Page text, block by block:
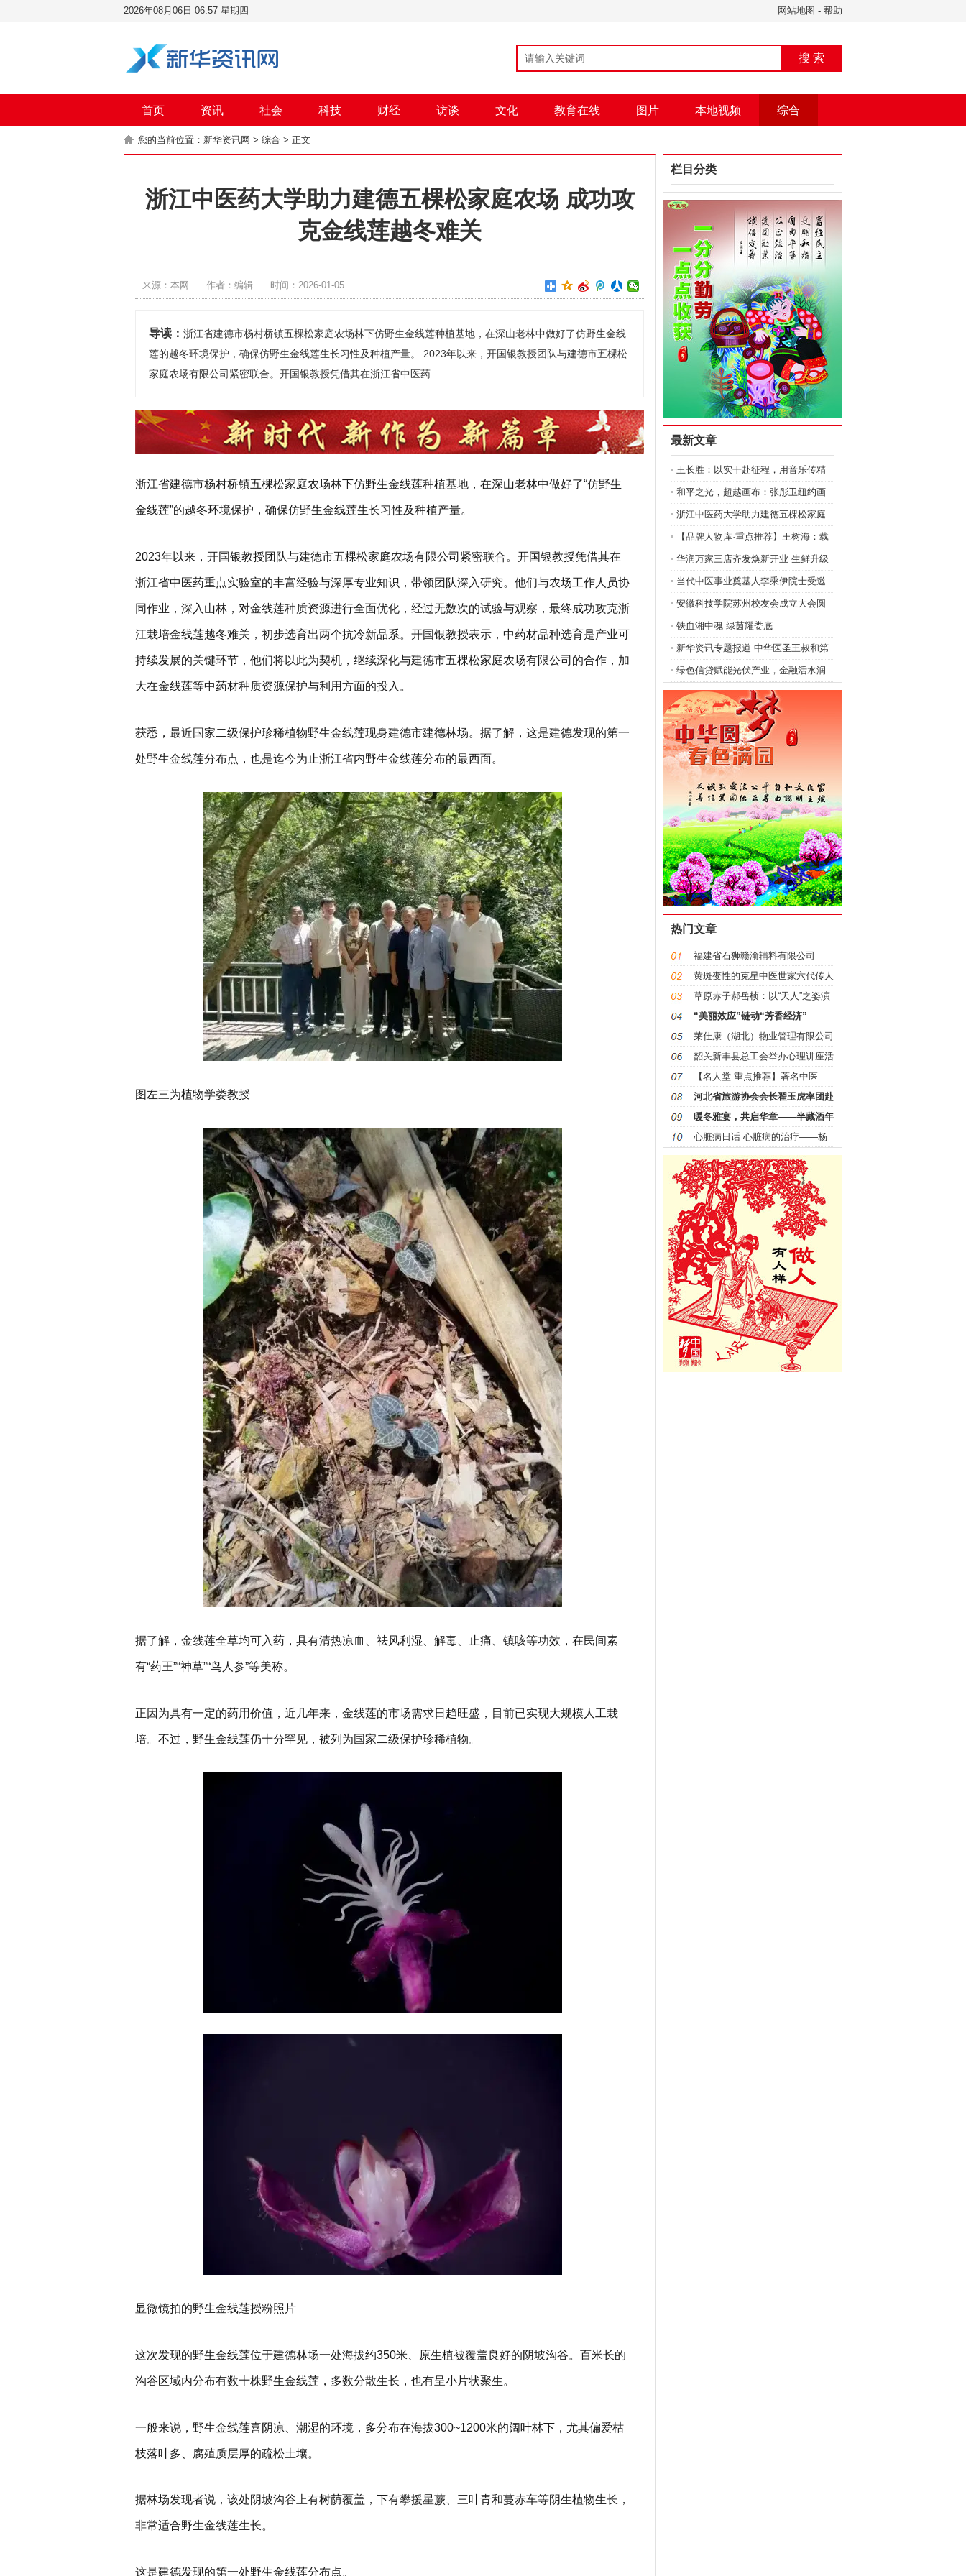
网站地图 - 帮助
2026年08月06日 06:57 星期四
搜 索
首页 资讯 社会 科技 财经 访谈 文化 教育在线 图片 本地视频 综合
您的当前位置： 新华资讯网 > 综合 > 正文
浙江中医药大学助力建德五棵松家庭农场 成功攻
克金线莲越冬难关
来源：本网 作者：编辑 时间：2026-01-05
导读： 浙江省建德市杨村桥镇五棵松家庭农场林下仿野生金线莲种植基地，在深山老林中做好了仿野生金线
莲的越冬环境保护，确保仿野生金线莲生长习性及种植产量。 2023年以来，开国银教授团队与建德市五棵松
家庭农场有限公司紧密联合。开国银教授凭借其在浙江省中医药
浙江省建德市杨村桥镇五棵松家庭农场林下仿野生金线莲种植基地，在深山老林中做好了“仿野生
金线莲”的越冬环境保护，确保仿野生金线莲生长习性及种植产量。
2023年以来，开国银教授团队与建德市五棵松家庭农场有限公司紧密联合。开国银教授凭借其在
浙江省中医药重点实验室的丰富经验与深厚专业知识，带领团队深入研究。他们与农场工作人员协
同作业，深入山林，对金线莲种质资源进行全面优化，经过无数次的试验与观察，最终成功攻克浙
江栽培金线莲越冬难关，初步选育出两个抗冷新品系。开国银教授表示，中药材品种选育是产业可
持续发展的关键环节，他们将以此为契机，继续深化与建德市五棵松家庭农场有限公司的合作，加
大在金线莲等中药材种质资源保护与利用方面的投入。
获悉，最近国家二级保护珍稀植物野生金线莲现身建德市建德林场。据了解，这是建德发现的第一
处野生金线莲分布点，也是迄今为止浙江省内野生金线莲分布的最西面。
图左三为植物学娄教授
据了解，金线莲全草均可入药，具有清热凉血、祛风利湿、解毒、止痛、镇咳等功效，在民间素
有“药王”“神草”“鸟人参”等美称。
正因为具有一定的药用价值，近几年来，金线莲的市场需求日趋旺盛，目前已实现大规模人工栽
培。不过，野生金线莲仍十分罕见，被列为国家二级保护珍稀植物。
显微镜拍的野生金线莲授粉照片
这次发现的野生金线莲位于建德林场一处海拔约350米、原生植被覆盖良好的阴坡沟谷。百米长的
沟谷区域内分布有数十株野生金线莲，多数分散生长，也有呈小片状聚生。
一般来说，野生金线莲喜阴凉、潮湿的环境，多分布在海拔300~1200米的阔叶林下，尤其偏爱枯
枝落叶多、腐殖质层厚的疏松土壤。
据林场发现者说，该处阴坡沟谷上有树荫覆盖，下有攀援星蕨、三叶青和蔓赤车等阴生植物生长，
非常适合野生金线莲生长。
这是建德发现的第一处野生金线莲分布点。
栏目分类
最新文章
王长胜：以实干赴征程，用音乐传精
神的跨界奋斗者
和平之光，超越画布：张彤卫纽约画
展的艺术与社会回响
浙江中医药大学助力建德五棵松家庭
农场 成功攻克金线
【品牌人物库·重点推荐】王树海：载
健康之光照亮民生
华润万家三店齐发焕新开业 生鲜升级
引居民抢购
当代中医事业奠基人李乘伊院士受邀
出席第十八届世界华
安徽科技学院苏州校友会成立大会圆
满落幕！
铁血湘中魂 绿茵耀娄底
新华资讯专题报道 中华医圣王叔和第
八十七代传承人—
绿色信贷赋能光伏产业，金融活水润
泽绿色发展新篇
热门文章
福建省石狮赣渝辅料有限公司
黄斑变性的克星中医世家六代传人
——梁振华院长
草原赤子郝岳桢：以“天人”之姿演
绎革命精神，用艺术
“美丽效应”链动“芳香经济”
莱仕康（湖北）物业管理有限公司
盛大开业
韶关新丰县总工会举办心理讲座活
动 惠及 200多名职工
【名人堂 重点推荐】著名中医
——李春江
河北省旅游协会会长翟玉虎率团赴
张家口体文旅集团指导
暖冬雅宴，共启华章——半藏酒年
终答谢宴暨“铁红梁”
心脏病日话 心脏病的治疗——杨
俊耀